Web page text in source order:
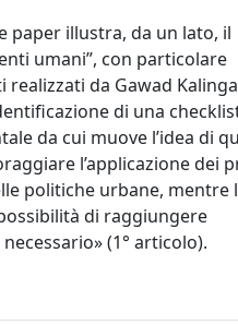
paper illustra, da un lato, il
umani”, con particolare
da Gawad
di una
da cui muove l’idea di
l’applicazione dei
politiche urbane, mentre
di raggiungere
(1° articolo).